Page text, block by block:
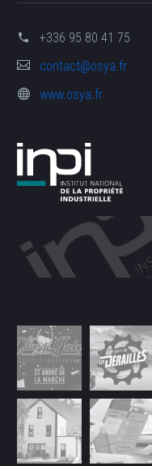
+336 95 80 41 75
contact@osya.fr
www.osya.fr